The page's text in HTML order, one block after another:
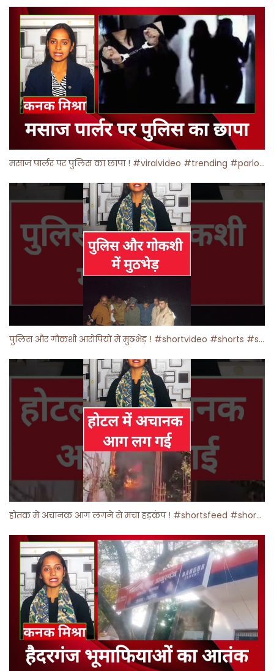
मसाज पार्लर पर पुलिस का छापा ! #viralvideo #trending #parlour
पुलिस और गौकशी आरोपियों में मुठभेड़ ! #shortvideo #shorts #shortsfeed
होतक में अचानक आग लगने से मचा हड़कंप ! #shortsfeed #shorts #viralshorts